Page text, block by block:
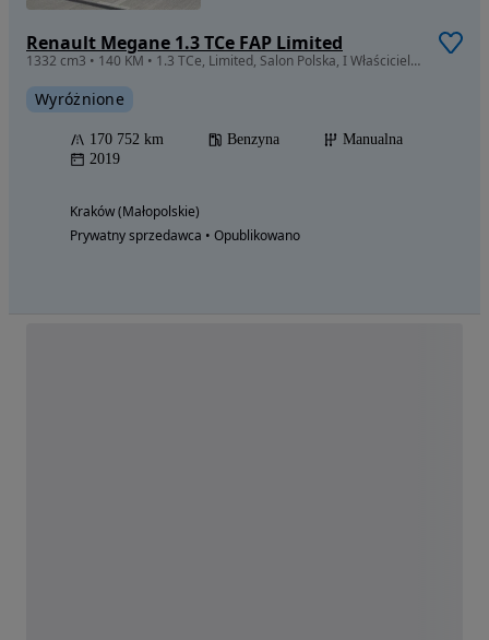
Renault Megane 1.3 TCe FAP Limited
1332 cm3 • 140 KM • 1.3 TCe, Limited, Salon Polska, I Właściciel, FV23%, Gwarancja
Wyróżnione
170 752 km Benzyna
Manualna
2019
Kraków (Małopolskie)
Prywatny sprzedawca • Opublikowano